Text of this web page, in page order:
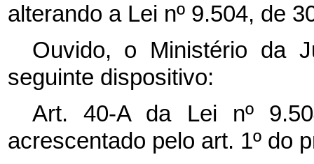
alterando a Lei nº 9.504, de
Ouvido, o Ministério da
seguinte dispositivo:
Art. 40-A da Lei nº
acrescentado pelo art. 1º do